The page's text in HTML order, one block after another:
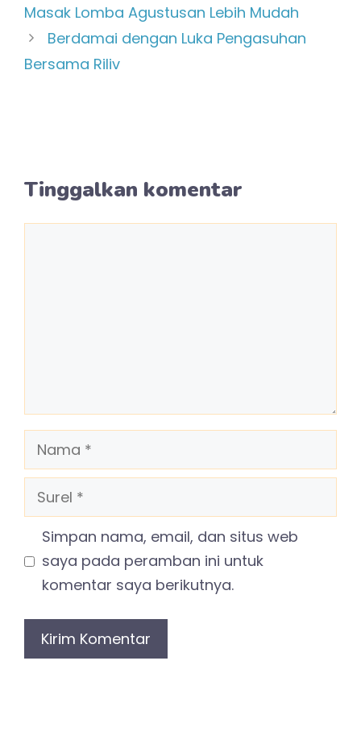
Masak Lomba Agustusan Lebih Mudah
Berdamai dengan Luka Pengasuhan
Bersama Riliv
Tinggalkan komentar
Nama
Surel
Simpan nama, email, dan situs web
saya pada peramban ini untuk
komentar saya berikutnya.